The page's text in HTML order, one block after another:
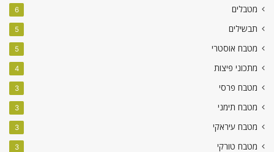
מטבלים 6
תבשילים 5
מטבח אוסטרי 5
מתכוני פיצות 4
מטבח פרסי 3
מטבח תימני 3
מטבח עיראקי 3
מטבח טורקי 3